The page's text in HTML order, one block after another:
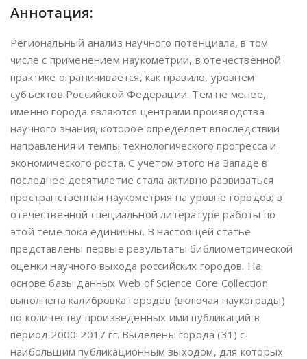
Аннотация:
Региональный анализ научного потенциала, в том
числе с применением наукометрии, в отечественной
практике ограничивается, как правило, уровнем
субъектов Российской Федерации. Тем не менее,
именно города являются центрами производства
научного знания, которое определяет впоследствии
направления и темпы технологического прогресса и
экономического роста. С учетом этого на Западе в
последнее десятилетие стала активно развиваться
пространственная наукометрия на уровне городов; в
отечественной специальной литературе работы по
этой теме пока единичны. В настоящей статье
представлены первые результаты библиометрической
оценки научного выхода российских городов. На
основе базы данных Web of Science Core Collection
выполнена калибровка городов (включая наукограды)
по количеству произведенных ими публикаций в
период 2000-2017 гг. Выделены города (31) с
наибольшим публикационным выходом, для которых